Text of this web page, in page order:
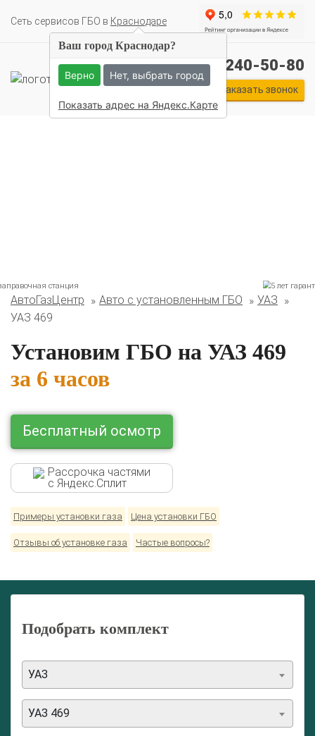
Cеть сервисов ГБО в Краснодаре
Комплекты ГБО на иномарки:
BMW Ford Geely HAVAL Hyundai Infiniti KIA
+7 (861) 240-50-80
Заказать звонок
АвтоГазЦентр Авто с установленным ГБО
УАЗ
УАЗ 469
Установим ГБО на УАЗ 469
за 6 часов
Бесплатный осмотр
Рассрочка частями
с Яндекс.Сплит
Примеры установки газа Цена установки ГБО
Отзывы об установке газа Частые вопросы?
Подобрать комплект
УАЗ
УАЗ 469
Ваш город Краснодар?
Верно Нет, выбрать город
Показать адрес на Яндекс.Карте